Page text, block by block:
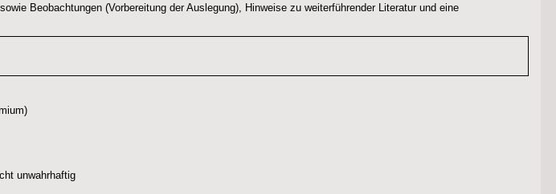
Beobachtungen (Vorbereitung der Auslegung), Hinweise zu weiterführender Literatur und eine
unwahrhaftig